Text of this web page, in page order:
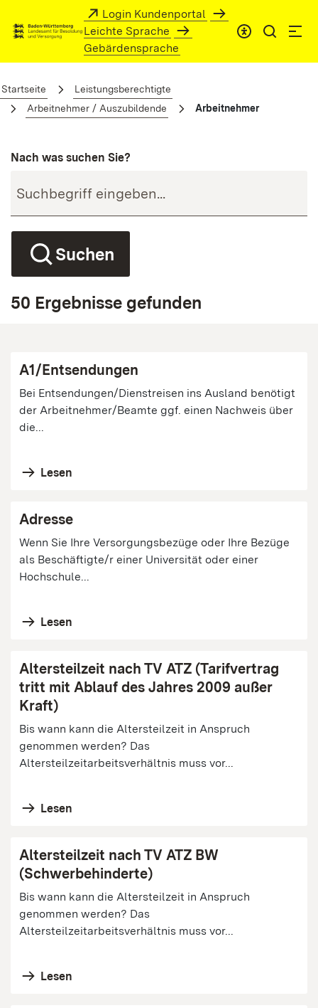
Zum Hauptinhalt springenLogin Kundenportal
Leichte Sprache
Gebärdensprache
Startseite
Leistungsberechtigte
Arbeitnehmer / Auszubildende
Arbeitnehmer
Nach was suchen Sie?
Suchen
50 Ergebnisse gefunden
A1/Entsendungen
Bei Entsendungen/Dienstreisen ins Ausland benötigt
der Arbeitnehmer/Beamte ggf. einen Nachweis über
die...
Lesen
Adresse
Wenn Sie Ihre Versorgungsbezüge oder Ihre Bezüge
als Beschäftigte/r einer Universität oder einer
Hochschule...
Lesen
Altersteilzeit nach TV ATZ (Tarifvertrag
tritt mit Ablauf des Jahres 2009 außer
Kraft)
Bis wann kann die Altersteilzeit in Anspruch
genommen werden? Das
Altersteilzeitarbeitsverhältnis muss vor...
Lesen
Altersteilzeit nach TV ATZ BW
(Schwerbehinderte)
Bis wann kann die Altersteilzeit in Anspruch
genommen werden? Das
Altersteilzeitarbeitsverhältnis muss vor...
Lesen